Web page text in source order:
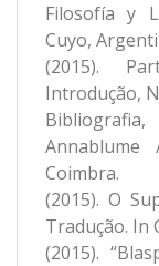
Filosofía y
Cuyo,
(2015).
Introdução,
Coimbra.
(2015). O
Tradução. In
(2015).